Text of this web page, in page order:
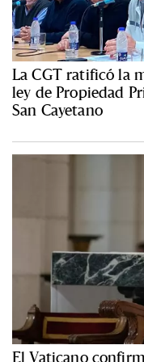
La CGT ratificó la
ley de Propiedad
San Cayetano
El Vaticano